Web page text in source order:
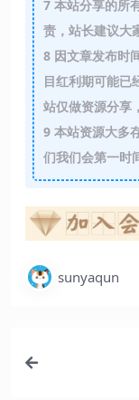
7本站分享的所
责，站长建议大
8因文章发布时
目红利期可能已
站仅做资源分享
9本站资源大多
们我们会第一时
sunyaqun